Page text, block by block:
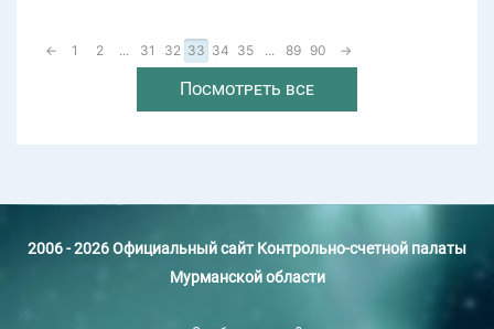
← 1 2 ... 31 32 33 34 35 ... 89 90 →
Посмотреть все
2006 - 2026 Официальный сайт Контрольно-счетной палаты
Мурманской области